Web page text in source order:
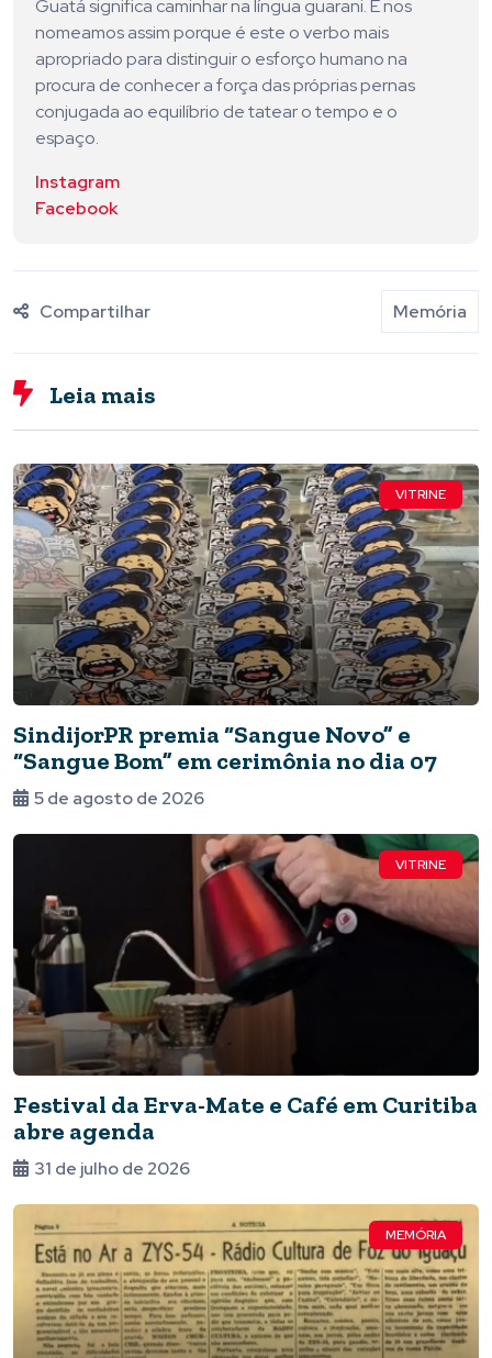
Guatá significa caminhar na língua guarani. E nos
nomeamos assim porque é este o verbo mais
apropriado para distinguir o esforço humano na
procura de conhecer a força das próprias pernas
conjugada ao equilíbrio de tatear o tempo e o
espaço.
Instagram
Facebook
Compartilhar Memória
Leia mais
VITRINE
SindijorPR premia “Sangue Novo” e
“Sangue Bom” em cerimônia no dia 07
5 de agosto de 2026
VITRINE
Festival da Erva-Mate e Café em Curitiba
abre agenda
31 de julho de 2026
MEMÓRIA